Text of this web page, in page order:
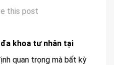
this post
khoa tư nhân tại
quan trọng mà bất kỳ